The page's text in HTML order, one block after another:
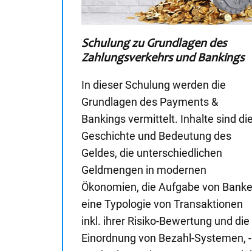
Schulung zu Grundlagen des
Zahlungsverkehrs und Bankings
In dieser Schulung werden die
Grundlagen des Payments &
Bankings vermittelt. Inhalte sind die
Geschichte und Bedeutung des
Geldes, die unterschiedlichen
Geldmengen in modernen
Ökonomien, die Aufgabe von
eine Typologie von Transaktionen
inkl. ihrer Risiko-Bewertung und die
Einordnung von Bezahl-Systemen, -